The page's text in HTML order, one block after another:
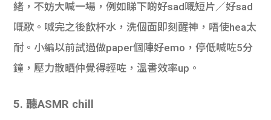
緒，不妨大喊一場，例如睇下啲好sad嘅短片／好sad
嘅歌。喊完之後飲杯水，洗個面即刻醒神，唔使hea太
耐。小編以前試過做paper個陣好emo，停低喊咗5分
鐘，壓力散晒仲覺得輕咗，溫書效率up。
5. 聽ASMR chill